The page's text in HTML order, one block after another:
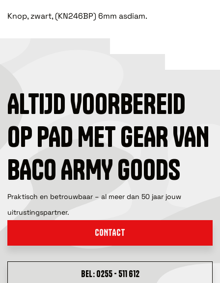
Knop, zwart, (KN246BP) 6mm asdiam.
ALTIJD VOORBEREID
OP PAD MET GEAR VAN
BACO ARMY GOODS
Praktisch en betrouwbaar – al meer dan 50 jaar jouw
uitrustingspartner.
CONTACT
BEL: 0255 - 511 612